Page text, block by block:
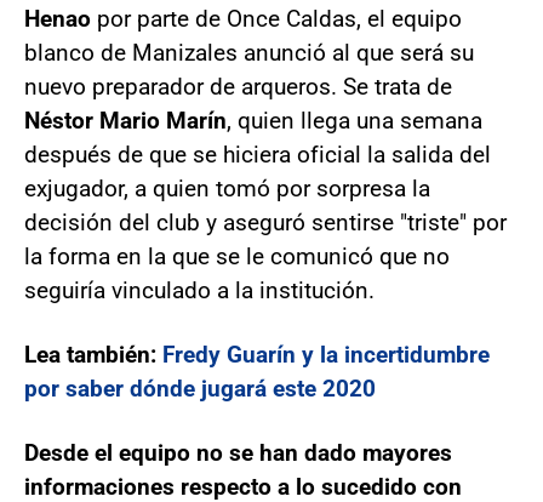
Henao por parte de Once Caldas, el equipo
blanco de Manizales anunció al que será su
nuevo preparador de arqueros. Se trata de
Néstor Mario Marín, quien llega una semana
después de que se hiciera oficial la salida del
exjugador, a quien tomó por sorpresa la
decisión del club y aseguró sentirse "triste" por
la forma en la que se le comunicó que no
seguiría vinculado a la institución.
Lea también: Fredy Guarín y la incertidumbre
por saber dónde jugará este 2020
Desde el equipo no se han dado mayores
informaciones respecto a lo sucedido con